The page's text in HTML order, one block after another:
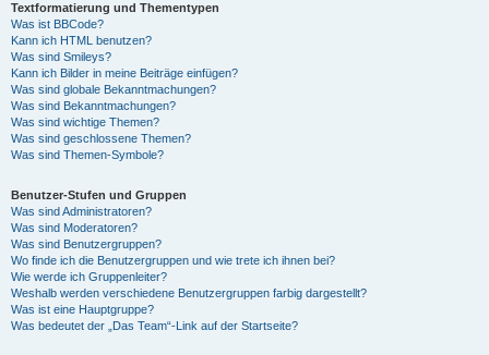
Textformatierung und Thementypen
Was ist BBCode?
Kann ich HTML benutzen?
Was sind Smileys?
Kann ich Bilder in meine Beiträge einfügen?
Was sind globale Bekanntmachungen?
Was sind Bekanntmachungen?
Was sind wichtige Themen?
Was sind geschlossene Themen?
Was sind Themen-Symbole?
Benutzer-Stufen und Gruppen
Was sind Administratoren?
Was sind Moderatoren?
Was sind Benutzergruppen?
Wo finde ich die Benutzergruppen und wie trete ich ihnen bei?
Wie werde ich Gruppenleiter?
Weshalb werden verschiedene Benutzergruppen farbig dargestellt?
Was ist eine Hauptgruppe?
Was bedeutet der „Das Team“-Link auf der Startseite?